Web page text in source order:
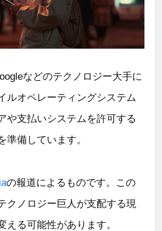
などのテクノロジー大手に
ルオペレーティングシステム
や支払いシステムを許可する
準備しています。
の報道によるものです。この
クノロジー巨人が支配する現
える可能性があります。